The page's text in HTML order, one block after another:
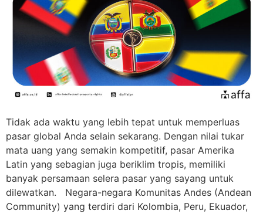
Tidak ada waktu yang lebih tepat untuk memperluas
pasar global Anda selain sekarang. Dengan nilai tukar
mata uang yang semakin kompetitif, pasar Amerika
Latin yang sebagian juga beriklim tropis, memiliki
banyak persamaan selera pasar yang sayang untuk
dilewatkan. Negara-negara Komunitas Andes (Andean
Community) yang terdiri dari Kolombia, Peru, Ekuador,